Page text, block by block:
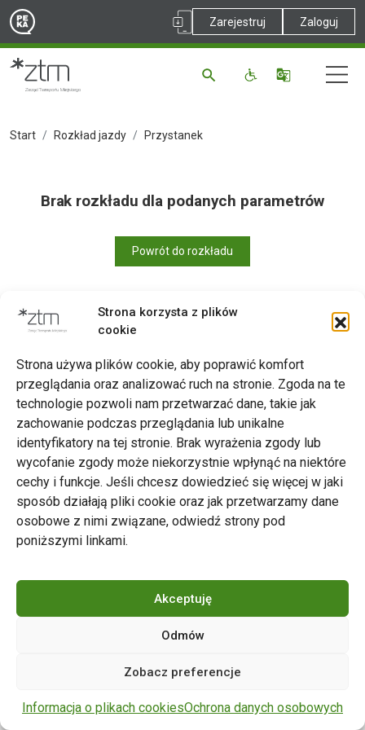
Strona korzysta z plików
cookie
Strona używa plików cookie, aby poprawić komfort
przeglądania oraz analizować ruch na stronie. Zgoda na te
technologie pozwoli nam przetwarzać dane, takie jak
zachowanie podczas przeglądania lub unikalne
identyfikatory na tej stronie. Brak wyrażenia zgody lub
wycofanie zgody może niekorzystnie wpłynąć na niektóre
cechy i funkcje. Jeśli chcesz dowiedzieć się więcej w jaki
sposób działają pliki cookie oraz jak przetwarzamy dane
osobowe z nimi związane, odwiedź strony pod
poniższymi linkami.
Akceptuję
Odmów
Zobacz preferencje
Informacja o plikach cookiesOchrona danych osobowych
Zarejestruj Zaloguj
Start Rozkład jazdy Przystanek
Brak rozkładu dla podanych parametrów
Powrót do rozkładu
Zarząd Transportu Miejskiego w Poznaniu
Napisz do nas
tel. 61 646 33 44
ul. Matejki 59, 60-770 Poznań
zastrzeżone.